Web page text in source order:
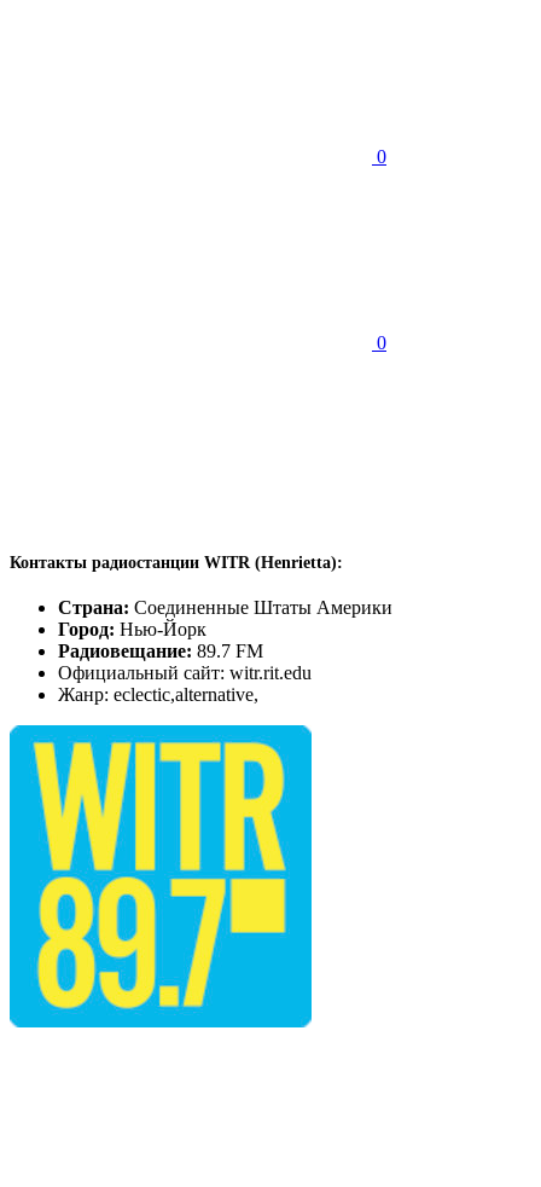
0
0
Контакты радиостанции WITR (Henrietta):
Страна: Соединенные Штаты Америки
Город: Нью-Йорк
Радиовещание: 89.7 FM
Официальный сайт: witr.rit.edu
Жанр: eclectic,alternative,